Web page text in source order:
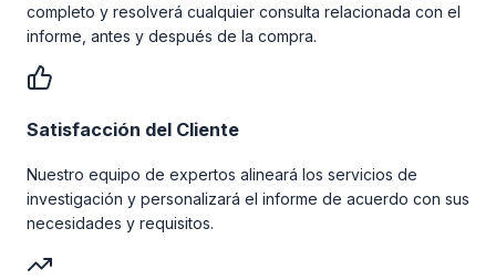
completo y resolverá cualquier consulta relacionada con el
informe, antes y después de la compra.
Satisfacción del Cliente
Nuestro equipo de expertos alineará los servicios de
investigación y personalizará el informe de acuerdo con sus
necesidades y requisitos.